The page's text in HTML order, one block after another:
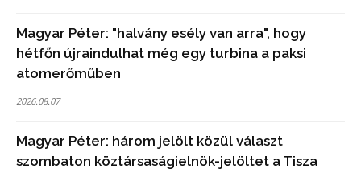
Magyar Péter: "halvány esély van arra", hogy
hétfőn újraindulhat még egy turbina a paksi
atomerőműben
2026.08.07
Magyar Péter: három jelölt közül választ
szombaton köztársaságielnök-jelöltet a Tisza